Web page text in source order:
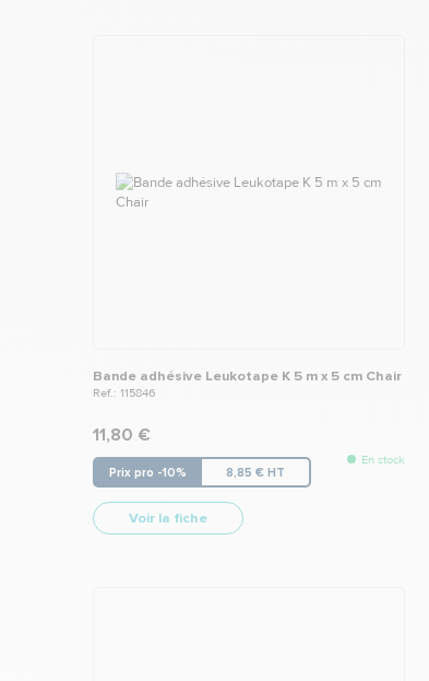
Bande adhésive Leukotape K 5 m x 5 cm Chair
Ref.: 115846
En stock
11,80 €
Prix pro -10% 8,85 € HT
Voir la fiche